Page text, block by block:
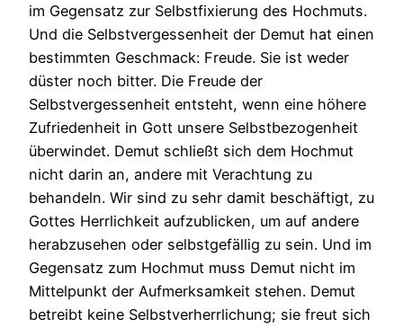
im Gegensatz zur Selbstfixierung des Hochmuts.
Und die Selbstvergessenheit der Demut hat einen
bestimmten Geschmack: Freude. Sie ist weder
düster noch bitter. Die Freude der
Selbstvergessenheit entsteht, wenn eine höhere
Zufriedenheit in Gott unsere Selbstbezogenheit
überwindet. Demut schließt sich dem Hochmut
nicht darin an, andere mit Verachtung zu
behandeln. Wir sind zu sehr damit beschäftigt, zu
Gottes Herrlichkeit aufzublicken, um auf andere
herabzusehen oder selbstgefällig zu sein. Und im
Gegensatz zum Hochmut muss Demut nicht im
Mittelpunkt der Aufmerksamkeit stehen. Demut
betreibt keine Selbstverherrlichung; sie freut sich